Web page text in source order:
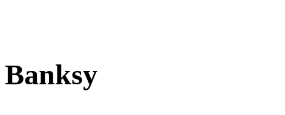
Banksy